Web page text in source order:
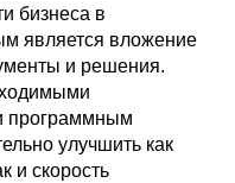
бизнеса в
является вложение
и решения.
программным
улучшить как
и скорость